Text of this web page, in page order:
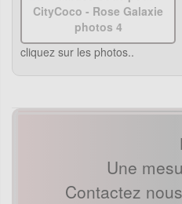
cliquez sur les photos..
Une
Contactez